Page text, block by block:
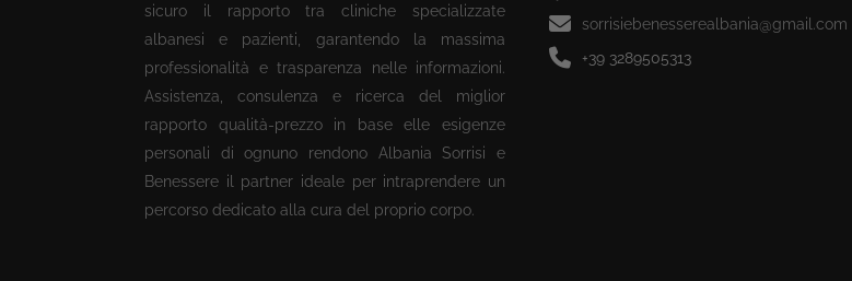
sicuro il rapporto tra cliniche specializzate
albanesi e pazienti, garantendo la massima
professionalità e trasparenza nelle informazioni.
Assistenza, consulenza e ricerca del miglior
rapporto qualità-prezzo in base elle esigenze
personali di ognuno rendono Albania Sorrisi e
Benessere il partner ideale per intraprendere un
percorso dedicato alla cura del proprio corpo.
sorrisiebenesserealbania@gmail.com
+39 3289505313